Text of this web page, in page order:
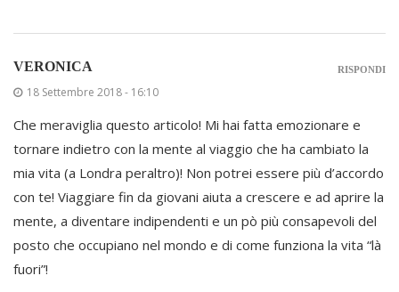
VERONICA
18 Settembre 2018 - 16:10
Che meraviglia questo articolo! Mi hai fatta emozionare e
tornare indietro con la mente al viaggio che ha cambiato la
mia vita (a Londra peraltro)! Non potrei essere più d’accordo
con te! Viaggiare fin da giovani aiuta a crescere e ad aprire la
mente, a diventare indipendenti e un pò più consapevoli del
posto che occupiano nel mondo e di come funziona la vita “là
fuori”!
RISPONDI